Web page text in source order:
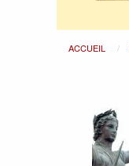
ACCUEIL